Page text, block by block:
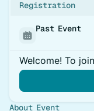
Registration
Past Event
Welcome! To
About Event